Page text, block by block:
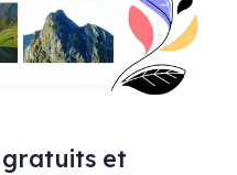
gratuits et